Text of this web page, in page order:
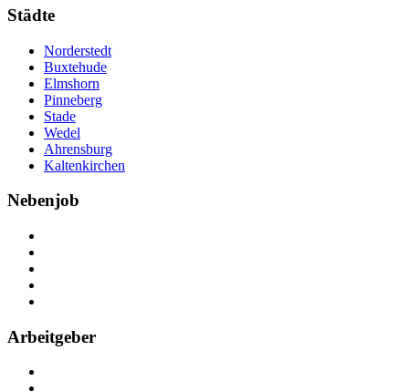
Städte
Norderstedt
Buxtehude
Elmshorn
Pinneberg
Stade
Wedel
Ahrensburg
Kaltenkirchen
Nebenjob
Arbeitgeber